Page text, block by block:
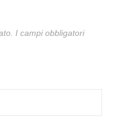
I campi obbligatori